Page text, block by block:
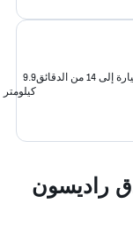
من الدقائق
9.9
كيلومتر
راديسون